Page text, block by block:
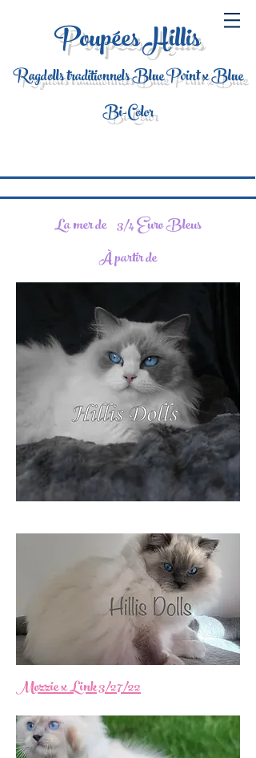
Poupées Hillis
Ragdolls traditionnels Blue Point x Blue
Bi-Color
La mer de 3/4 Euro Bleus
À partir de
Mozzie x Link 3/27/22